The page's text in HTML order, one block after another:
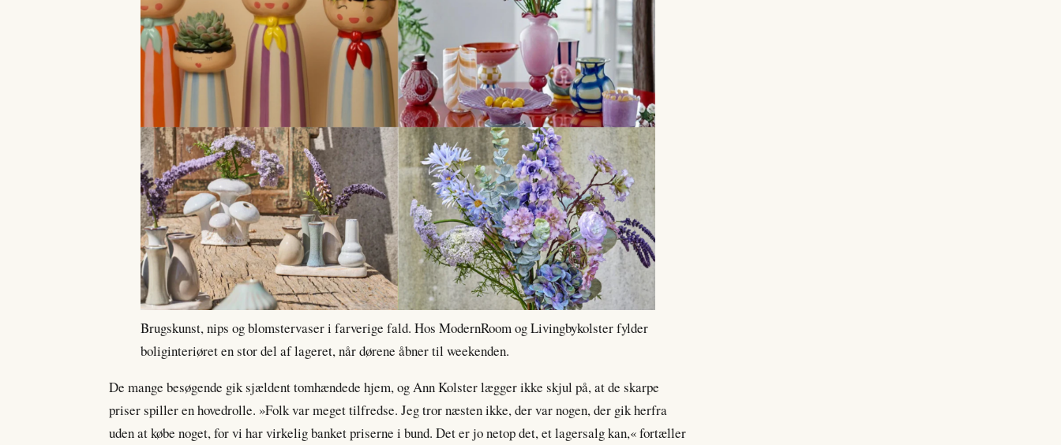
Brugskunst, nips og blomstervaser i farverige fald. Hos ModernRoom og Livingbykolster fylder
boliginteriøret en stor del af lageret, når dørene åbner til weekenden.
De mange besøgende gik sjældent tomhændede hjem, og Ann Kolster lægger ikke skjul på, at de skarpe
priser spiller en hovedrolle. »Folk var meget tilfredse. Jeg tror næsten ikke, der var nogen, der gik herfra
uden at købe noget, for vi har virkelig banket priserne i bund. Det er jo netop det, et lagersalg kan,« fortæller